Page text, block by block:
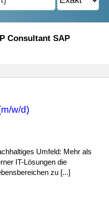
Consultant SAP
w/d)
Umfeld: Mehr als
IT-Lösungen die
zu [...]